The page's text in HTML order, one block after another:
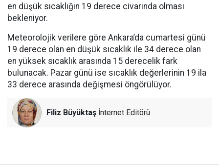
en düşük sıcaklığın 19 derece civarında olması
bekleniyor.
Meteorolojik verilere göre Ankara’da cumartesi günü
19 derece olan en düşük sıcaklık ile 34 derece olan
en yüksek sıcaklık arasında 15 derecelik fark
bulunacak. Pazar günü ise sıcaklık değerlerinin 19 ila
33 derece arasında değişmesi öngörülüyor.
Filiz Büyüktaş İnternet Editörü